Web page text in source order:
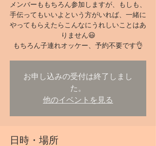
メンバーももちろん参加しますが、もしも、
手伝ってもいいよという方がいれば、一緒に
やってもらえたらこんなにうれしいことはあ
りません😃
もちろん子連れオッケー、予約不要です👌
お申し込みの受付は終了しまし
た。
他のイベントを見る
日時・場所